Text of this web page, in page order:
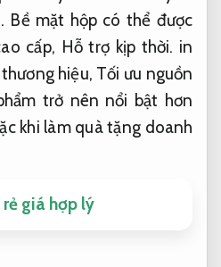
Bề mặt hộp có thể được
cấp, Hỗ trợ kịp thời. in
hiệu, Tối ưu nguồn
trở nên nổi bật hơn
khi làm quà tặng doanh
giá hợp lý